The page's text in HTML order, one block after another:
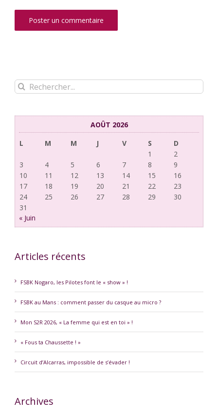
Rechercher:
AOÛT 2026
L
M M J V S
D
1
2
3
4 5 6 7 8
9
10
11 12 13 14 15
16
17
18 19 20 21 22
23
24
25 26 27 28 29
30
31
« Juin
Articles récents
FSBK Nogaro, les Pilotes font le « show » !
FSBK au Mans : comment passer du casque au micro ?
Mon S2R 2026, « La femme qui est en toi » !
« Fous ta Chaussette ! »
Circuit d’Alcarras, impossible de s’évader !
Archives